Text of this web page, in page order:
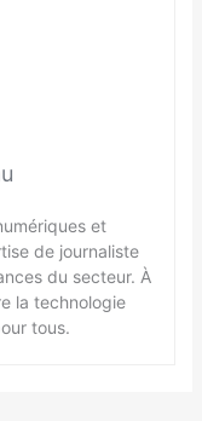
et
de journaliste
du secteur. À
la technologie
tous.